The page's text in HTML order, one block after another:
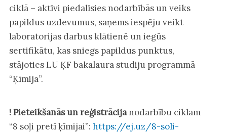
ciklā – aktīvi piedalīsies nodarbībās un veiks
papildus uzdevumus, saņems iespēju veikt
laboratorijas darbus klātienē un iegūs
sertifikātu, kas sniegs papildus punktus,
stājoties LU ĶF bakalaura studiju programmā
“Ķīmija”.
!Pieteikšanās un reģistrācijanodarbību ciklam
“8 soļi pretī ķīmijai”: https://ej.uz/8-soli-